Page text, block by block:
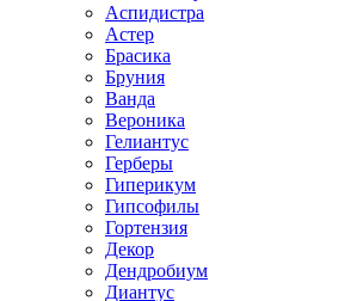
Аспидистра
Астер
Брасика
Бруния
Ванда
Вероника
Гелиантус
Герберы
Гиперикум
Гипсофилы
Гортензия
Декор
Дендробиум
Диантус